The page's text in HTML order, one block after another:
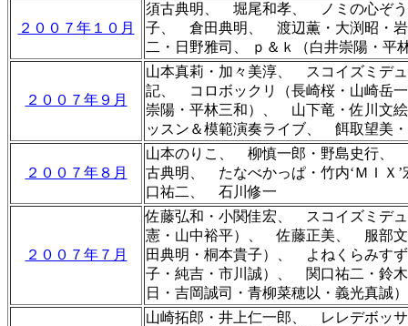
２００７年１０月
須古典明、 堀尾和孝、 ノミの心ぞ
子、 倉田典明、 渡辺薫・大渕昭・
二・日野雅司、 ｐ＆ｋ（白井崇陽・
２００７年９月
山本真莉・加々美淳、 スコイズミデ
記、
コロボックリ（長崎桜・山崎
崇陽・平林三和）、 山下竜・佐川文
ッスン＆模範演奏ライブ、 餌取望美
２００７年８月
山本のりこ、 柳慎一郎・野島史行
古典明、 たなべかっぱ・竹内‘ＭＩＸ
口祐二、 石川修一
２００７年７月
佐藤弘和・小関佳宏、 スコイズミデ
憲・山中裕平）、 佐藤正美、 服部文
田典明・桐本貴子）、 よねくらみす
子・純吉・市川誠）、 関口祐二・鈴
日・吉岡誠司
・ 青柳菜穂以 ・ 義光真誠）
山崎拓郎・井上仁一郎、
レレデボッ